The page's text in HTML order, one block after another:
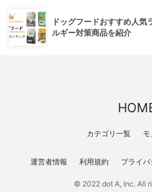
ドッグフードおすすめ人
ルギー対策商品を紹介
カテゴリ一覧 モ
運営者情報 利用規約 プライ
© 2022 dot A, Inc. All